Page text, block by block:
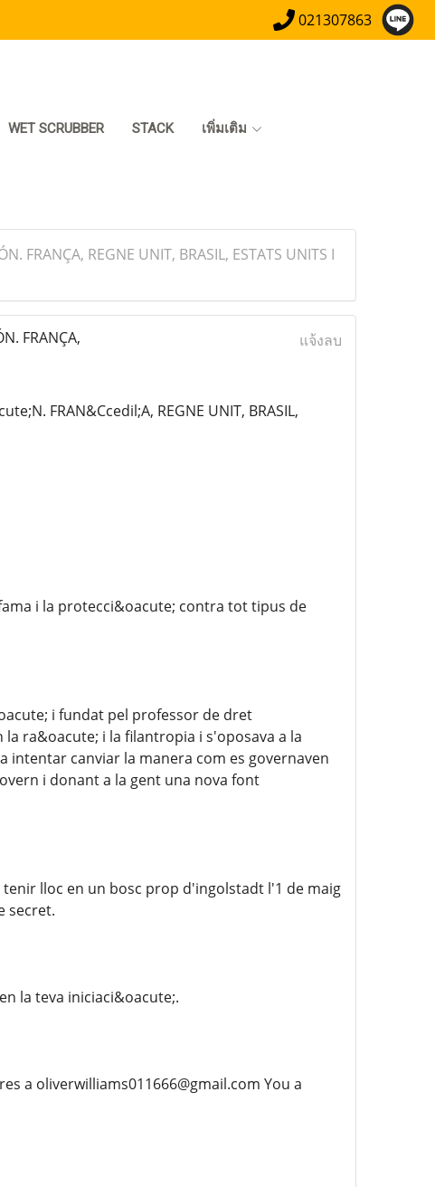
021307863
WET SCRUBBER STACK เพิ่มเติม
FRANÇA, REGNE UNIT, BRASIL, ESTATS UNITS I
FRANÇA,
แจ้งลบ
FRAN&Ccedil;A, REGNE UNIT, BRASIL,
i la protecci&oacute; contra tot tipus de
i fundat pel professor de dret
ra&oacute; i la filantropia i s'oposava a la
intentar canviar la manera com es governaven
i donant a la gent una nova font
lloc en un bosc prop d'ingolstadt l'1 de maig
secret.
la teva iniciaci&oacute;.
a oliverwilliams011666@gmail.com You a